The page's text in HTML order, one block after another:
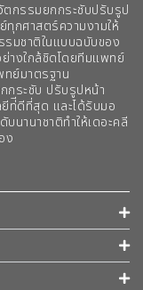
ตกรรมยกกระชับปรับรูป
กศาสตร์ความงามให้
มชาติในแบบฉบับของ
างใกล้ชิดโดยทีมแพทย์
ทย์มาตรฐาน
กระชับ ปรับรูปหน้า
ท่ีดีที่สุด และได้รับมอ
นานาชาติทําให้เดอะคลี
ง